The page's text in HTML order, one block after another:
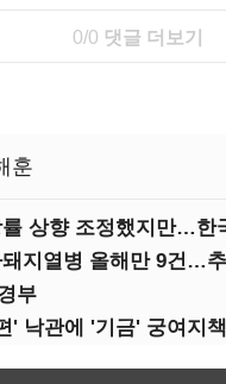
0/0 댓글 더보기
훈
부
' 낙관에 '기금' 궁여지책